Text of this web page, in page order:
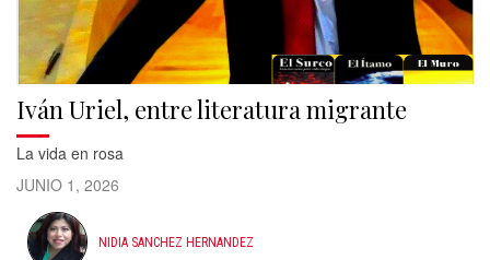
Iván Uriel, entre literatura migrante
La vida en rosa
JUNIO 1, 2026
NIDIA SANCHEZ HERNANDEZ